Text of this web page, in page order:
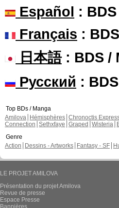
Español :
Français :
日本語: BDS /
Русский :
Top BDs / Manga
Amilova
Hémisphères Chronoctis
Connection Sethxfaye Graped Wisteria
Genre
Action
Dessins - Artworks Fantasy - SF
LE PROJET AMILOVA
Présentation du projet Amilova
Revue de presse
Espace Presse
Bannières